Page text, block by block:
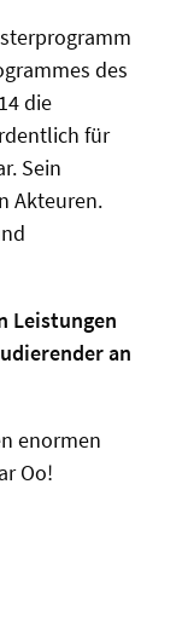
des
die
für
Sein
Akteuren.
Leistungen
an
enormen
Oo!